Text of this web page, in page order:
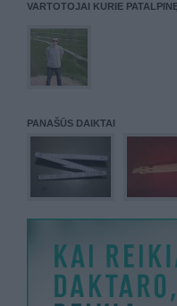
VARTOTOJAI KURIE
PANAŠŪS DAIKTAI